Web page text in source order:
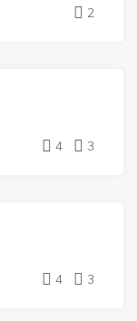
2
4 3
4 3